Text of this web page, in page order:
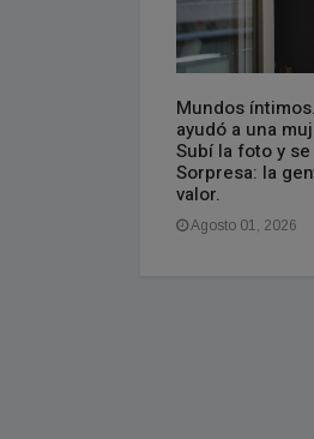
Mundos
ayudó a una
Subí la foto y
Sorpresa: la
valor.
Agosto 01, 2026